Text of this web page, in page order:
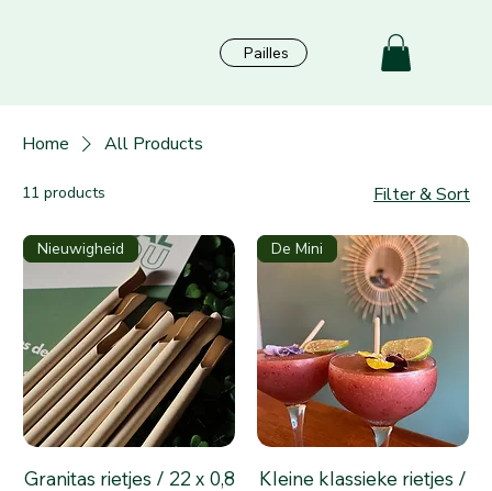
Pailles
Home All Products
11 products Filter & Sort
Nieuwigheid
Granitas rietjes / 22 x 0,8
De Mini
Kleine klassieke rietjes /